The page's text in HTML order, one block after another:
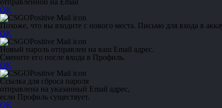
отправленной на Email
OK
Похоже, что вы входите с нового места. Письмо для входа в
OK
Новый пароль отправлен на ваш Email адрес.
Смените его после входа в Профиль.
OK
Ссылка для сброса пароля
отправлена на указанный Email адрес,
если Профиль существует.
OK